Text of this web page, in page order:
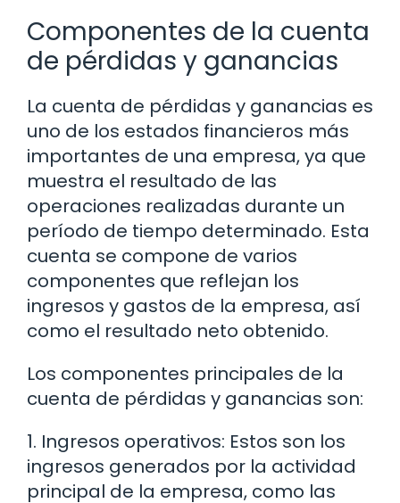
Componentes de la cuenta
de pérdidas y ganancias
La cuenta de pérdidas y ganancias es
uno de los estados financieros más
importantes de una empresa, ya que
muestra el resultado de las
operaciones realizadas durante un
período de tiempo determinado. Esta
cuenta se compone de varios
componentes que reflejan los
ingresos y gastos de la empresa, así
como el resultado neto obtenido.
Los componentes principales de la
cuenta de pérdidas y ganancias son:
1. Ingresos operativos: Estos son los
ingresos generados por la actividad
principal de la empresa, como las